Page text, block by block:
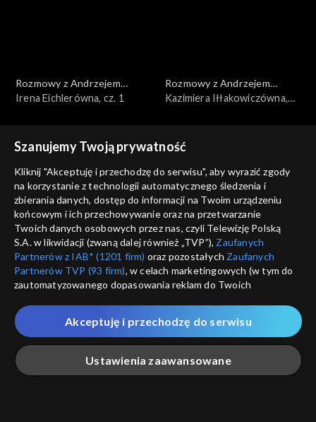
Rozmowy z Andrzejem
Doboszem
Irena Eichlerówna, cz. 1
Rozmowy z Andrzejem
Doboszem
Kazimiera Iłłakowiczówna,
Rozmowy z Andrzejem
Doboszem
Kazimiera Iłłakowiczówna,
cz. 1
Rozmowy z Andrzejem
Doboszem
Wilam Horzyca
Rozmowy z Andrzejem
Doboszem
Józef Beck
Rozmowy z Andrzejem
Doboszem
Kazimierz Junosza-
Stępowski, cz. 2
Szanujemy Twoją prywatność
Kliknij "Akceptuję i przechodzę do serwisu", aby wyrazić zgody
na korzystanie z technologii automatycznego śledzenia i
zbierania danych, dostęp do informacji na Twoim urządzeniu
końcowym i ich przechowywanie oraz na przetwarzanie
Twoich danych osobowych przez nas, czyli Telewizję Polską
S.A. w likwidacji (zwaną dalej również „TVP”), Zaufanych
Partnerów z IAB* (1201 firm) oraz pozostałych Zaufanych
Partnerów TVP (93 firm), w celach marketingowych (w tym do
zautomatyzowanego dopasowania reklam do Twoich
które wskazujemy poniżej, a także zgody na udostępnianie
przez nas identyfikatora PPID do Google.
Twoje dane osobowe zbierane podczas odwiedzania przez
Ciebie naszych
poszczególnych serwisówzwanych dalej
„Portalem”, w tym informacje zapisywane za pomocą
Ustawienia zaawansowane
Akceptuję i przechodzę do serwisu